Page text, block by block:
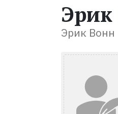
Эрик Вонн